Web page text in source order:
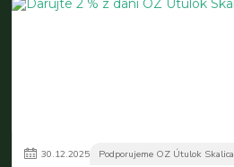
30.12.2025 Podporujeme OZ Útulok Skalica